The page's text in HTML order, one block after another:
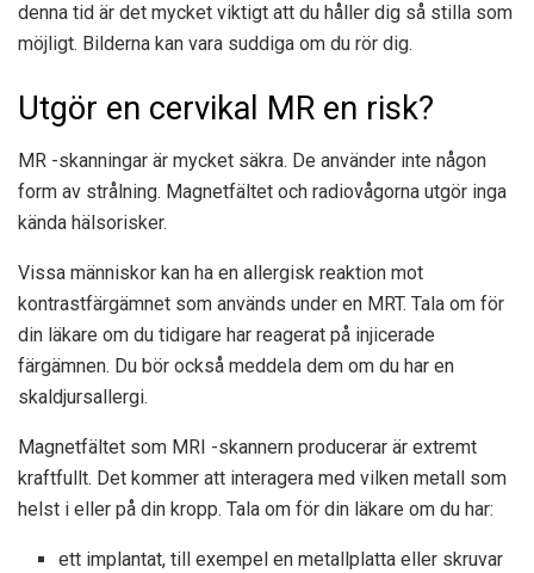
denna tid är det mycket viktigt att du håller dig så stilla som
möjligt. Bilderna kan vara suddiga om du rör dig.
Utgör en cervikal MR en risk?
MR -skanningar är mycket säkra. De använder inte någon
form av strålning. Magnetfältet och radiovågorna utgör inga
kända hälsorisker.
Vissa människor kan ha en allergisk reaktion mot
kontrastfärgämnet som används under en MRT. Tala om för
din läkare om du tidigare har reagerat på injicerade
färgämnen. Du bör också meddela dem om du har en
skaldjursallergi.
Magnetfältet som MRI -skannern producerar är extremt
kraftfullt. Det kommer att interagera med vilken metall som
helst i eller på din kropp. Tala om för din läkare om du har:
ett implantat, till exempel en metallplatta eller skruvar